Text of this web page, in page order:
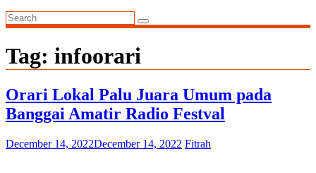
Tag: infoorari
Orari Lokal Palu Juara Umum pada
Banggai Amatir Radio Festval
December 14, 2022December 14, 2022 Fitrah